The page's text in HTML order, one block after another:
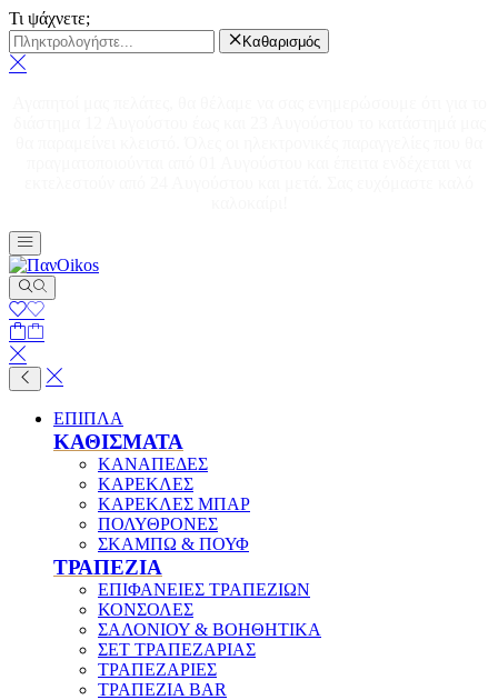
Τι ψάχνετε;
Καθαρισμός
ΕΠΙΠΛΑ
ΚΑΘΙΣΜΑΤΑ
ΚΑΝΑΠΕΔΕΣ
ΚΑΡΕΚΛΕΣ
ΚΑΡΕΚΛΕΣ ΜΠΑΡ
ΠΟΛΥΘΡΟΝΕΣ
ΣΚΑΜΠΩ & ΠΟΥΦ
ΤΡΑΠΕΖΙΑ
ΕΠΙΦΑΝΕΙΕΣ ΤΡΑΠΕΖΙΩΝ
ΚΟΝΣΟΛΕΣ
ΣΑΛΟΝΙΟΥ & ΒΟΗΘΗΤΙΚΑ
ΣΕΤ ΤΡΑΠΕΖΑΡΙΑΣ
ΤΡΑΠΕΖΑΡΙΕΣ
ΤΡΑΠΕΖΙΑ BAR